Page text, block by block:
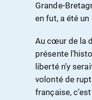
Grande-
en fut, a été
Au cœur de la
présente
liberté n’y
volonté de
française,